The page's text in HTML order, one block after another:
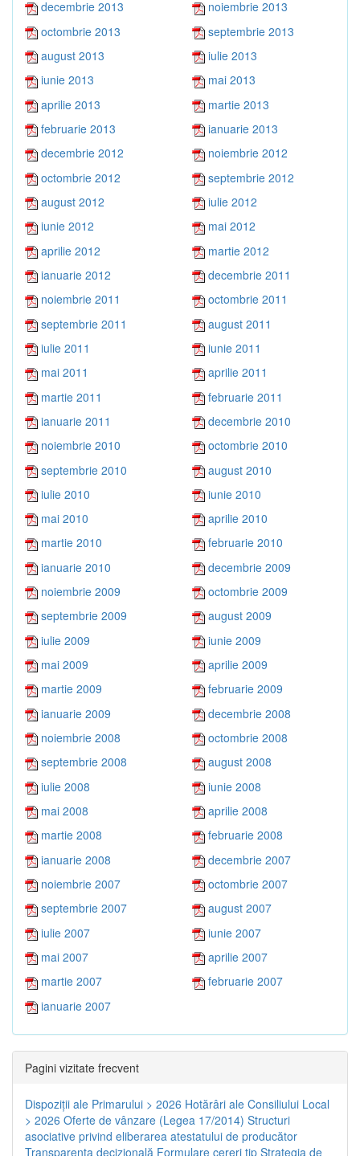
decembrie 2013
noiembrie 2013
octombrie 2013
septembrie 2013
august 2013
iulie 2013
iunie 2013
mai 2013
aprilie 2013
martie 2013
februarie 2013
ianuarie 2013
decembrie 2012
noiembrie 2012
octombrie 2012
septembrie 2012
august 2012
iulie 2012
iunie 2012
mai 2012
aprilie 2012
martie 2012
ianuarie 2012
decembrie 2011
noiembrie 2011
octombrie 2011
septembrie 2011
august 2011
iulie 2011
iunie 2011
mai 2011
aprilie 2011
martie 2011
februarie 2011
ianuarie 2011
decembrie 2010
noiembrie 2010
octombrie 2010
septembrie 2010
august 2010
iulie 2010
iunie 2010
mai 2010
aprilie 2010
martie 2010
februarie 2010
ianuarie 2010
decembrie 2009
noiembrie 2009
octombrie 2009
septembrie 2009
august 2009
iulie 2009
iunie 2009
mai 2009
aprilie 2009
martie 2009
februarie 2009
ianuarie 2009
decembrie 2008
noiembrie 2008
octombrie 2008
septembrie 2008
august 2008
iulie 2008
iunie 2008
mai 2008
aprilie 2008
martie 2008
februarie 2008
ianuarie 2008
decembrie 2007
noiembrie 2007
octombrie 2007
septembrie 2007
august 2007
iulie 2007
iunie 2007
mai 2007
aprilie 2007
martie 2007
februarie 2007
ianuarie 2007
Pagini vizitate frecvent
Dispoziţii ale Primarului > 2026 Hotărâri ale Consiliului Local
> 2026 Oferte de vânzare (Legea 17/2014) Structuri
asociative privind eliberarea atestatului de producător
Transparenţa decizională Formulare cereri tip Strategia de